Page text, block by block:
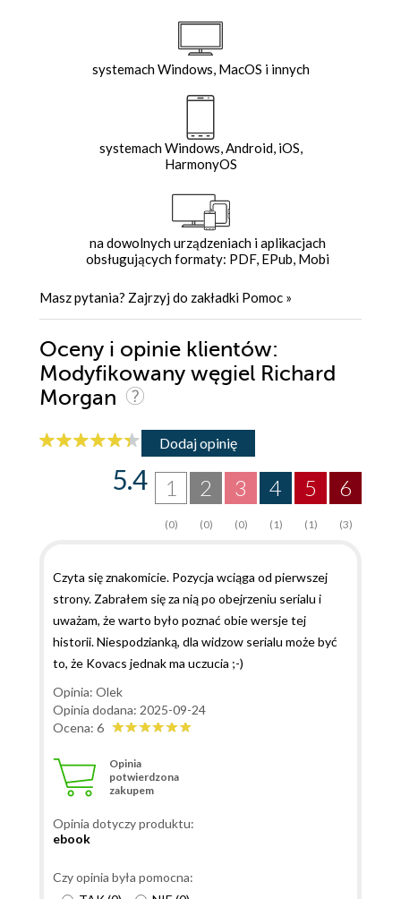
systemach Windows, MacOS i innych
systemach Windows, Android, iOS,
HarmonyOS
na dowolnych urządzeniach i aplikacjach
obsługujących formaty: PDF, EPub, Mobi
Masz pytania? Zajrzyj do zakładki Pomoc »
Oceny i opinie klientów:
Modyfikowany węgiel Richard
Morgan
Dodaj opinię
6
(3)
5
(1)
4
(1)
3
(0)
2
(0)
1
(0)
5.4
Czyta się znakomicie. Pozycja wciąga od pierwszej
strony. Zabrałem się za nią po obejrzeniu serialu i
uważam, że warto było poznać obie wersje tej
historii. Niespodzianką, dla widzow serialu może być
to, że Kovacs jednak ma uczucia ;-)
Opinia: Olek
Opinia dodana: 2025-09-24
Ocena: 6
Opinia
potwierdzona
zakupem
Opinia dotyczy produktu:
ebook
Czy opinia była pomocna: